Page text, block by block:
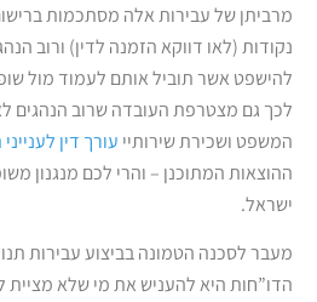
מרביתן של עבירות אלה מסתכמות
נקודות (לאו דווקא הזמנה לדין) ורוב
להישפט אשר תוביל אותם לעמוד מול
לכך גם מצטרפת העובדה שרוב הנהגים
המשפט ושכירת שירותייעורך דין
ההוצאות המתוכנן – והרי לכם מנגנון
ישראל.
מעבר לסכנה הטמונה בביצוע עבירות
הדו”חות היא להעניש את מי שלא מציית